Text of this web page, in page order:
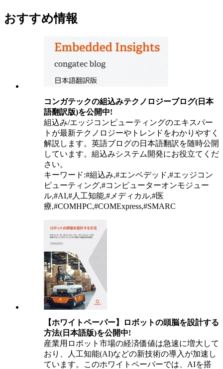
おすすめ情報
コンガテックの組込みテクノロジーブログ(日本
語翻訳版)を公開中!
組込み/エッジコンピューティングのエキスパー
トが最新テクノロジーやトレンドをわかりやすく
解説します。英語ブログの日本語翻訳を随時公開
しています。組込みシステム開発にお役立てくだ
さい。
キーワード:#組込み,#エンベデッド,#エッジコン
ピューティング,#コンピューターオンモジュー
ル,#AI,#人工知能,#メディカル,#医
療,#COMHPC,#COMExpress,#SMARC
【ホワイトペーパー】ロボットの頭脳を設計する
方法(日本語版)を公開中!
産業用ロボット市場の経済価値は急速に増大して
おり、人工知能(AI)などの新技術の導入が加速し
ています。このホワイトペーパーでは、AIを搭